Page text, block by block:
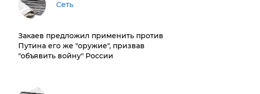
Сеть
Закаев предложил применить против
Путина его же "оружие", призвав
"объявить войну" России